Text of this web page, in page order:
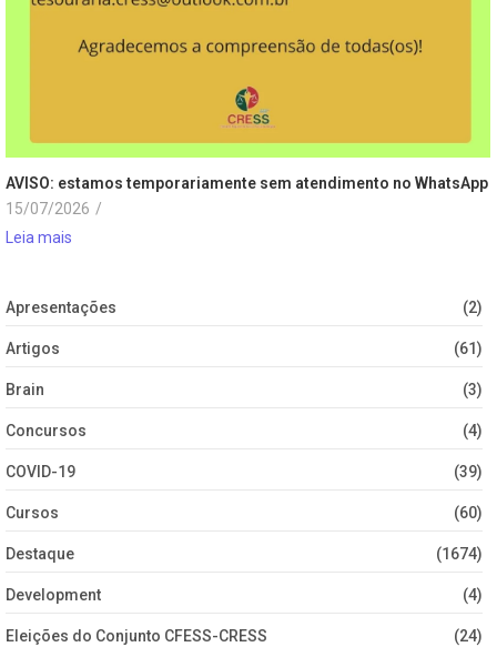
AVISO: estamos temporariamente sem atendimento no WhatsApp
15/07/2026 /
Leia mais
Apresentações (2)
Artigos (61)
Brain (3)
Concursos (4)
COVID-19 (39)
Cursos (60)
Destaque (1674)
Development (4)
Eleições do Conjunto CFESS-CRESS (24)